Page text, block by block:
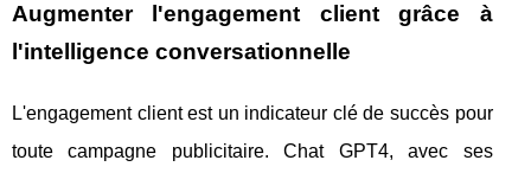
Augmenter l'engagement client grâce à
l'intelligence conversationnelle
L'engagement client est un indicateur clé de succès pour
toute campagne publicitaire. Chat GPT4, avec ses